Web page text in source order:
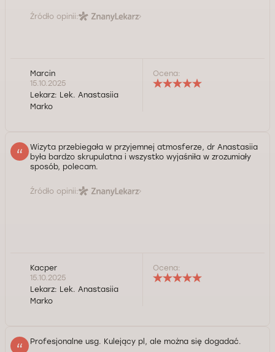
Źródło opinii:
Marcin
15.10.2025
Lekarz: Lek. Anastasiia
Marko
Ocena:
Wizyta przebiegała w przyjemnej atmosferze, dr Anastasiia
była bardzo skrupulatna i wszystko wyjaśniła w zrozumiały
sposób, polecam.
Źródło opinii:
Kacper
15.10.2025
Lekarz: Lek. Anastasiia
Marko
Ocena:
Profesjonalne usg. Kulejący pl, ale można się dogadać.